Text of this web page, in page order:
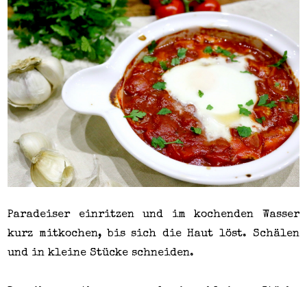
Paradeiser einritzen und im kochenden Wasser
kurz mitkochen, bis sich die Haut löst. Schälen
und in kleine Stücke schneiden.